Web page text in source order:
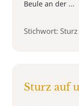
Beule an der ...
Stichwort: Sturz
Sturz auf